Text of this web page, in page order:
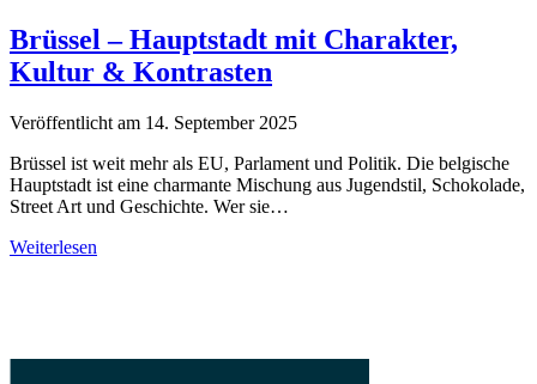
Brüssel – Hauptstadt mit Charakter,
Kultur & Kontrasten
Veröffentlicht am 14. September 2025
Brüssel ist weit mehr als EU, Parlament und Politik. Die belgische
Hauptstadt ist eine charmante Mischung aus Jugendstil, Schokolade,
Street Art und Geschichte. Wer sie…
Weiterlesen